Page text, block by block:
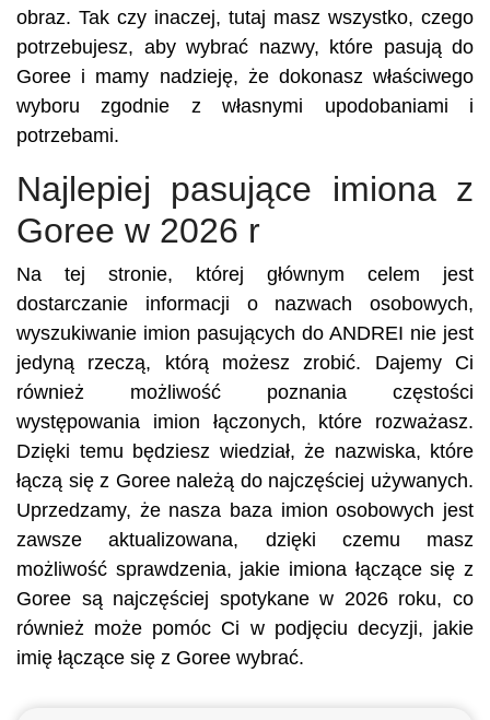
obraz. Tak czy inaczej, tutaj masz wszystko, czego
potrzebujesz, aby wybrać nazwy, które pasują do
Goree i mamy nadzieję, że dokonasz właściwego
wyboru zgodnie z własnymi upodobaniami i
potrzebami.
Najlepiej pasujące imiona z
Goree w 2026 r
Na tej stronie, której głównym celem jest
dostarczanie informacji o nazwach osobowych,
wyszukiwanie imion pasujących do ANDREI nie jest
jedyną rzeczą, którą możesz zrobić. Dajemy Ci
również możliwość poznania częstości
występowania imion łączonych, które rozważasz.
Dzięki temu będziesz wiedział, że nazwiska, które
łączą się z Goree należą do najczęściej używanych.
Uprzedzamy, że nasza baza imion osobowych jest
zawsze aktualizowana, dzięki czemu masz
możliwość sprawdzenia, jakie imiona łączące się z
Goree są najczęściej spotykane w 2026 roku, co
również może pomóc Ci w podjęciu decyzji, jakie
imię łączące się z Goree wybrać.